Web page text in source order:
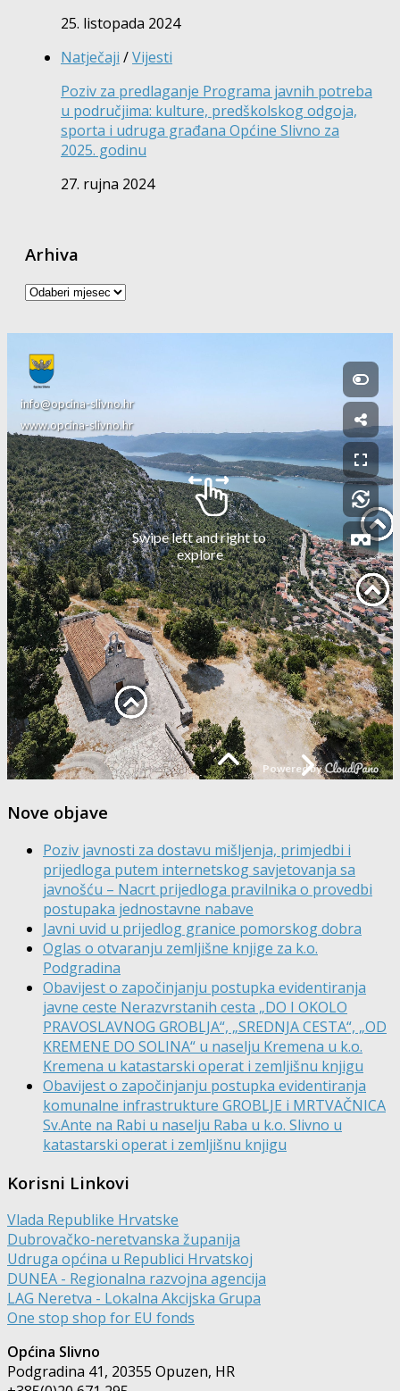
25. listopada 2024
Natječaji /Vijesti
Poziv za predlaganje Programa javnih potreba
u područjima: kulture, predškolskog odgoja,
sporta i udruga građana Općine Slivno za
2025. godinu
27. rujna 2024
Arhiva
Arhiva
Nove objave
Poziv javnosti za dostavu mišljenja, primjedbi i
prijedloga putem internetskog savjetovanja sa
javnošću – Nacrt prijedloga pravilnika o provedbi
postupaka jednostavne nabave
Javni uvid u prijedlog granice pomorskog dobra
Oglas o otvaranju zemljišne knjige za k.o.
Podgradina
Obavijest o započinjanju postupka evidentiranja
javne ceste Nerazvrstanih cesta „DO I OKOLO
PRAVOSLAVNOG GROBLJA“, „SREDNJA CESTA“, „OD
KREMENE DO SOLINA“ u naselju Kremena u k.o.
Kremena u katastarski operat i zemljišnu knjigu
Obavijest o započinjanju postupka evidentiranja
komunalne infrastrukture GROBLJE i MRTVAČNICA
Sv.Ante na Rabi u naselju Raba u k.o. Slivno u
katastarski operat i zemljišnu knjigu
Korisni Linkovi
Vlada Republike Hrvatske
Dubrovačko-neretvanska županija
Udruga općina u Republici Hrvatskoj
DUNEA - Regionalna razvojna agencija
LAG Neretva - Lokalna Akcijska Grupa
One stop shop for EU fonds
Općina Slivno
Podgradina 41, 20355 Opuzen, HR